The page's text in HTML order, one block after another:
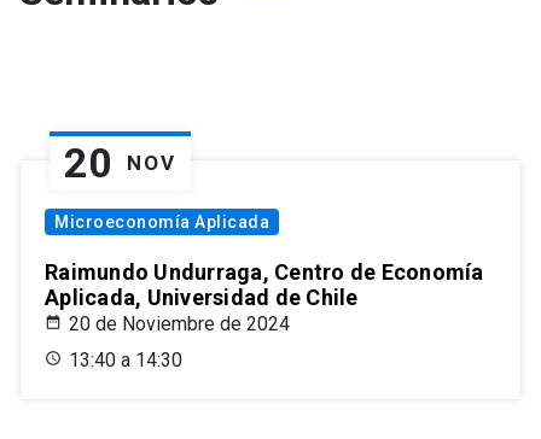
20 NOV
Microeconomía Aplicada
Raimundo Undurraga, Centro de Economía
Aplicada, Universidad de Chile
20 de Noviembre de 2024
13:40 a 14:30